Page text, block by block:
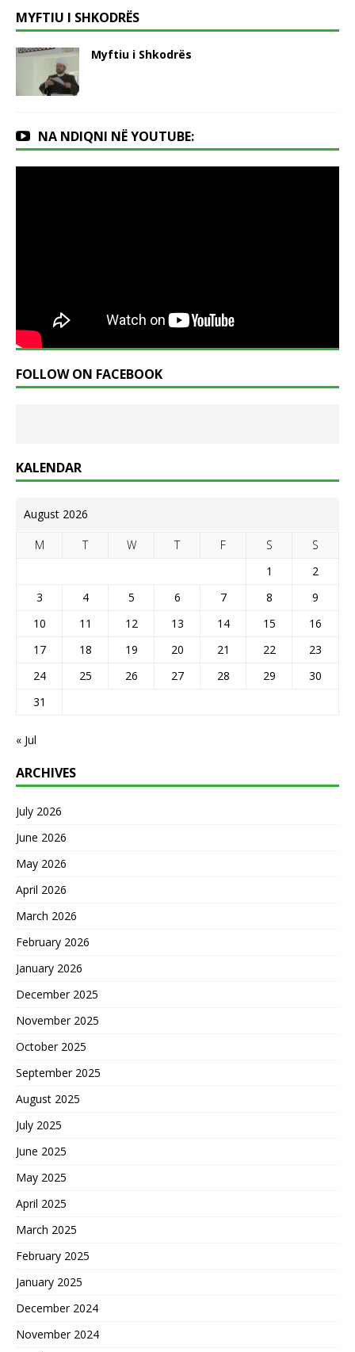
MYFTIU I SHKODRËS
Myftiu i Shkodrës
NA NDIQNI NË YOUTUBE:
FOLLOW ON FACEBOOK
KALENDAR
August 2026
M T W T F S
S
1
2
3
4 5 6 7 8
9
10
11 12 13 14 15
16
17
18 19 20 21 22
23
24
25 26 27 28 29
30
31
« Jul
ARCHIVES
July 2026
June 2026
May 2026
April 2026
March 2026
February 2026
January 2026
December 2025
November 2025
October 2025
September 2025
August 2025
July 2025
June 2025
May 2025
April 2025
March 2025
February 2025
January 2025
December 2024
November 2024